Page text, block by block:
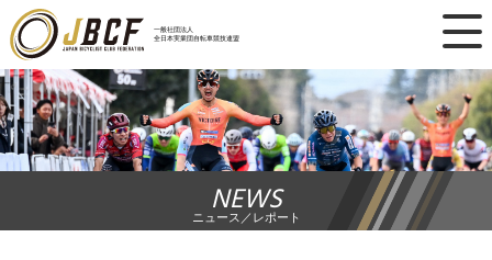
一般社団法人
全日本実業団自転車競技連盟
×
ニュース
レース日程
ランキング
NEWS
ニュース／レポート